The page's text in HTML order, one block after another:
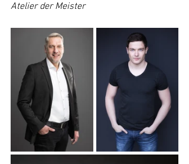
Atelier der Meister